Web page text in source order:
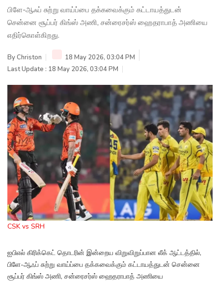
பிளே-ஆஃப் சுற்று வாய்ப்பை தக்கவைக்கும் கட்டாயத்துடன்
சென்னை சூப்பர் கிங்ஸ் அணி, சன்ரைசர்ஸ் ஹைதராபாத் அணியை
எதிர்கொள்கிறது.
ByChriston
18 May 2026, 03:04 PM
Last Update : 18 May 2026, 03:04 PM
CSK vs SRH
ஐபிஎல் கிரிக்கெட் தொடரின் இன்றைய விறுவிறுப்பான லீக் ஆட்டத்தில்,
பிளே-ஆஃப் சுற்று வாய்ப்பை தக்கவைக்கும் கட்டாயத்துடன் சென்னை
சூப்பர் கிங்ஸ் அணி, சன்ரைசர்ஸ் ஹைதராபாத் அணியை